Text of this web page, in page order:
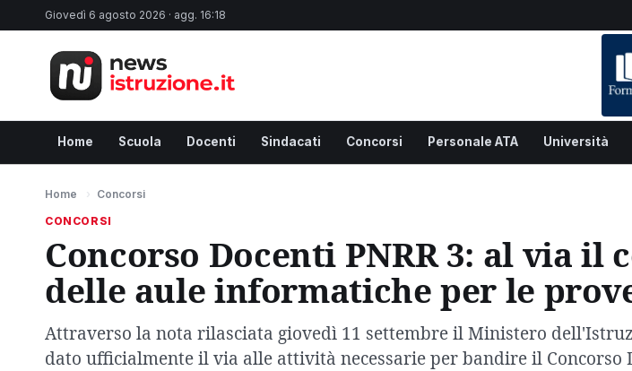
Giovedì 6 agosto 2026 · agg. 16:18
Home Scuola Docenti Sindacati Concorsi Personale ATA Università
Home › Concorsi
CONCORSI
Concorso Docenti PNRR 3: al via il
delle aule informatiche per le
Attraverso la nota rilasciata giovedì 11 settembre il Ministero
dato ufficialmente il via alle attività necessarie per bandire il Concorso